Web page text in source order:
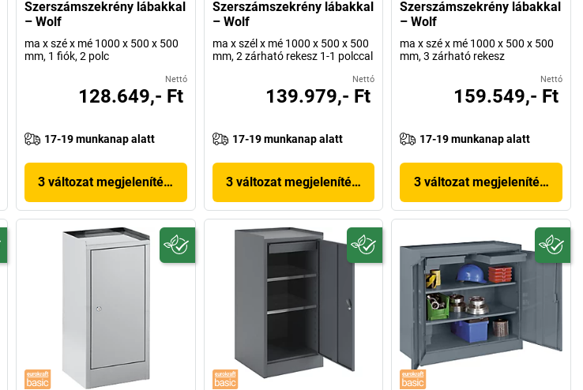
Szerszámszekrény lábakkal
– Wolf
ma x szé x mé 1000 x 500 x 500
mm, 1 fiók, 2 polc
Nettó
128.649,- Ft
17-19 munkanap alatt
3 változat megjelenítése
Szerszámszekrény lábakkal
– Wolf
ma x szél x mé 1000 x 500 x 500
mm, 2 zárható rekesz 1-1 polccal
Nettó
139.979,- Ft
17-19 munkanap alatt
3 változat megjelenítése
Szerszámszekrény lábakkal
– Wolf
ma x szé x mé 1000 x 500 x 500
mm, 3 zárható rekesz
Nettó
159.549,- Ft
17-19 munkanap alatt
3 változat megjelenítése